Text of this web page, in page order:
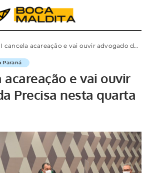
acareação e vai ouvir advogado da Precisa nesta quarta
Paraná
acareação e vai ouvir
Precisa nesta quarta